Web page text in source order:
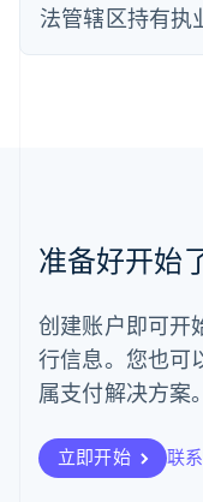
法管辖区持有执
准备好开始
创建账户即可开
行信息。您也可
属支付解决方案。
立即开始 联
罗马尼亚
马尔他
挪威
葡萄牙
Português English
日本
日本語English
瑞典
瑞士
DeutschFrançais